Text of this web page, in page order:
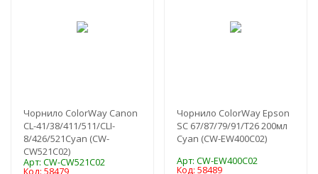
Чорнило ColorWay Canon
CL-41/38/411/511/CLI-
8/426/521Cyan (CW-
CW521C02)
Арт: CW-CW521C02
Код: 58479
Чорнило ColorWay Epson
SC 67/87/79/91/T26 200мл
Cyan (CW-EW400C02)
Арт: CW-EW400C02
Код: 58489